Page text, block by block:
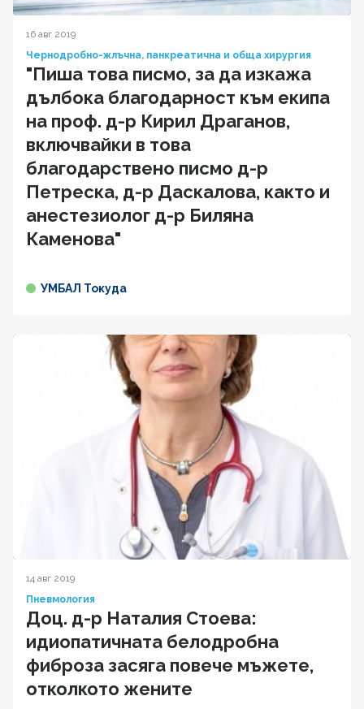
16 авг 2019
Чернодробно-жлъчна, панкреатична и обща хирургия
"Пиша това писмо, за да изкажа
дълбока благодарност към екипа
на проф. д-р Кирил Драганов,
включвайки в това
благодарствено писмо д-р
Петреска, д-р Даскалова, както и
анестезиолог д-р Биляна
Каменова"
УМБАЛ Токуда
14 авг 2019
Пневмология
Доц. д-р Наталия Стоева:
идиопатичната белодробна
фиброза засяга повече мъжете,
отколкото жените